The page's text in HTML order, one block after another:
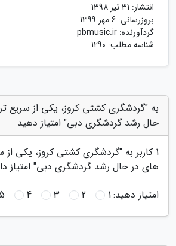
انتشار: 31 تیر 1398
بروزرسانی: 6 مهر 1399
گردآورنده: pbmusic.ir
شناسه مطلب: 1290
به "گردشگری کشتی کروز، یکی از
حال رشد گردشگری دبی" امتیاز دهید
1 کاربر به "گردشگری کشتی کروز، یکی
های در حال رشد گردشگری دبی" امتیاز
امتیاز دهید:1
2
3
4